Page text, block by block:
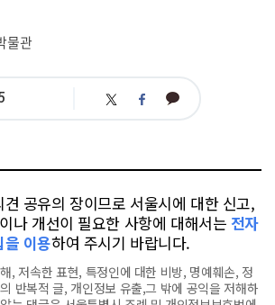
물관
트 페 카
공유의 장이므로 서울시에 대한 신고,
나 개선이 필요한 사항에 대해서는 전자
을 이용하여 주시기 바랍니다.
, 저속한 표현, 특정인에 대한 비방, 명예훼손, 정
반복적 글, 개인정보 유출,그 밖에 공익을 저해하